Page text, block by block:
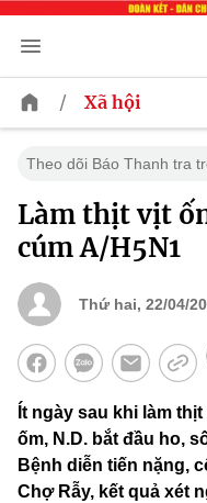
/ Xã hội
Theo dõi Báo Thanh tra
Làm thịt vịt
cúm A/H5N1
Thứ hai, 22/04/
Ít ngày sau khi làm
ốm, N.D. bắt đầu ho,
Bệnh diễn tiến nặng,
Chợ Rẫy, kết quả xét